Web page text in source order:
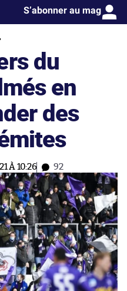
S’abonner au mag
du
en
des
À 10:26 92